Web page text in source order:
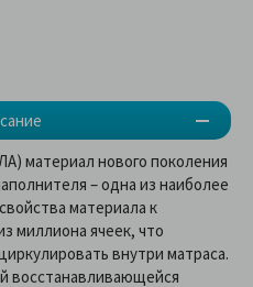
материал нового поколения
– одна из наиболее
материала к
миллиона ячеек, что
внутри матраса.
восстанавливающейся